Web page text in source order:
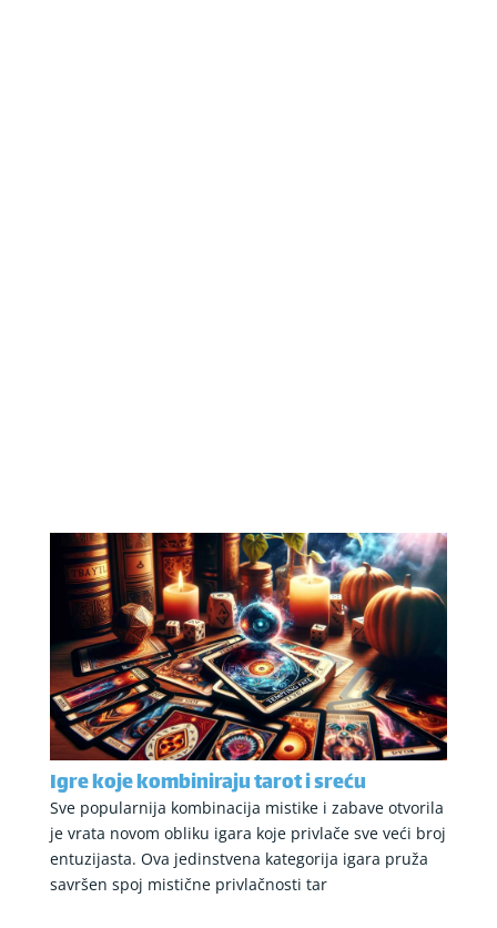
Igre koje kombiniraju tarot i sreću
Sve popularnija kombinacija mistike i zabave otvorila
je vrata novom obliku igara koje privlače sve veći broj
entuzijasta. Ova jedinstvena kategorija igara pruža
savršen spoj mistične privlačnosti tar